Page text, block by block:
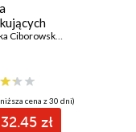
Agnieszka Ciborowska,
cena z 30 dni)
32.45 zł